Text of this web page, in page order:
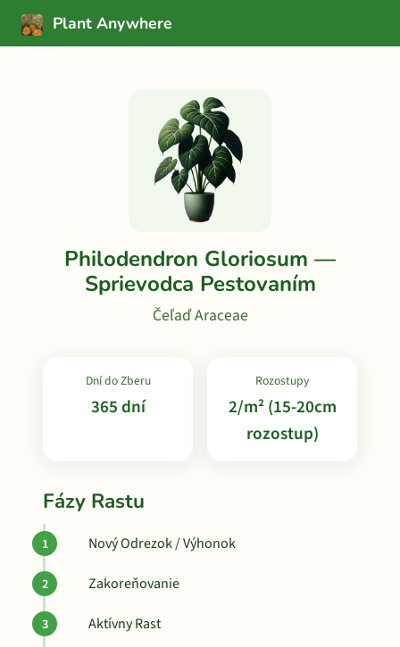
Plant Anywhere
Philodendron Gloriosum —
Sprievodca Pestovaním
Čeľaď Araceae
Dní do Zberu
365 dní
Rozostupy
2/m² (15-20cm
rozostup)
Fázy Rastu
Nový Odrezok / Výhonok
Zakoreňovanie
Aktívny Rast